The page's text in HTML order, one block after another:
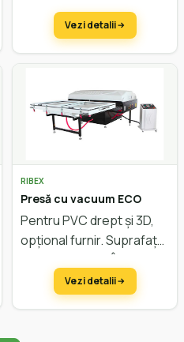
de lucru 90 mm.
Vezi detalii
RIBEX
Presă cu vacuum ECO
Pentru PVC drept și 3D,
opțional furnir. Suprafață
2300 x 1210 mm. Înălțime
de lucru 90 mm.
Vezi detalii